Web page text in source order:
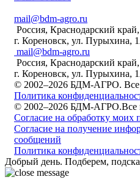
mail@bdm-agro.ru
Россия, Краснодарский край,
г. Кореновск, ул. Пурыхина,
mail@bdm-agro.ru
Россия, Краснодарский край,
г. Кореновск, ул. Пурыхина,
© 2002–2026 БДМ-АГРО.
Политика
© 2002–2026 БДМ-АГРО.Все
Согласие на обработку моих
Согласие на получение
сообщений
Политика
Добрый день. Подберем,